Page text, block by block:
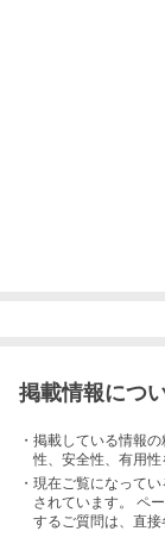
掲載情報につ
・掲載している情報
性、安全性、有用性
・現在ご覧になって
されています。 ペ
するご質問は、直接